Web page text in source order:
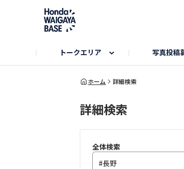
トークエリア
旅とドライブエリア
Nシリーズエリア
インターペット参加者エリア
写真投稿
ハロウィンアルバム
未来に残したい日本の絶景
自慢のHonda車
お知らせ コミュニティガイド
Hondaキャンプ
USER'S VOICE
カーラインアップ
ホーム 詳細検索
詳細検索
全体検索